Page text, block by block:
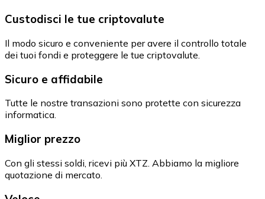
Custodisci le tue criptovalute
Il modo sicuro e conveniente per avere il controllo totale
dei tuoi fondi e proteggere le tue criptovalute.
Sicuro e affidabile
Tutte le nostre transazioni sono protette con sicurezza
informatica.
Miglior prezzo
Con gli stessi soldi, ricevi più XTZ. Abbiamo la migliore
quotazione di mercato.